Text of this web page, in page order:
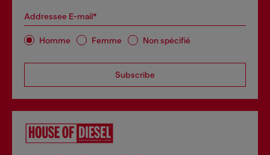
Addressee E-mail*
Homme Femme Non spécifié
Subscribe